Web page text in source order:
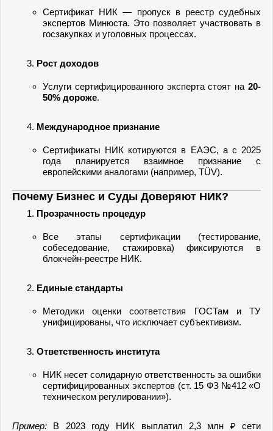
Сертификат НИК — пропуск в реестр судебных
экспертов Минюста. Это позволяет участвовать в
госзакупках и уголовных процессах.
Рост доходов
Услуги сертифицированного эксперта стоят на 20-
50% дороже.
Международное признание
Сертификаты НИК котируются в ЕАЭС, а с 2025
года планируется взаимное признание с
европейскими аналогами (например, TÜV).
Почему Бизнес и Суды Доверяют НИК?
Прозрачность процедур
Все этапы сертификации (тестирование,
собеседование, стажировка) фиксируются в
блокчейн-реестре НИК.
Единые стандарты
Методики оценки соответствия ГОСТам и ТУ
унифицированы, что исключает субъективизм.
Ответственность института
НИК несет солидарную ответственность за ошибки
сертифицированных экспертов (ст. 15 ФЗ №412 «О
техническом регулировании»).
Пример: В 2023 году НИК выплатил 2,3 млн ₽ сети